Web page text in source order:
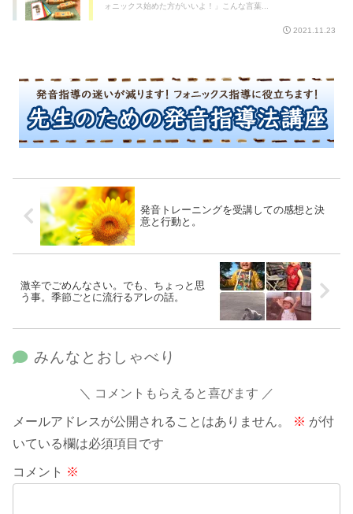
ォニックス始めた方がいいよ！」こんな言葉...
2021.11.23
発音トレーニングを受講しての感想と決
意と行動と。
激辛でごめんなさい。でも、ちょっと思
う事。季節ごとに流行るアレの話。
みんなとおしゃべり
コメントもらえると喜びます
メールアドレスが公開されることはありません。 ※ が付
いている欄は必須項目です
コメント ※